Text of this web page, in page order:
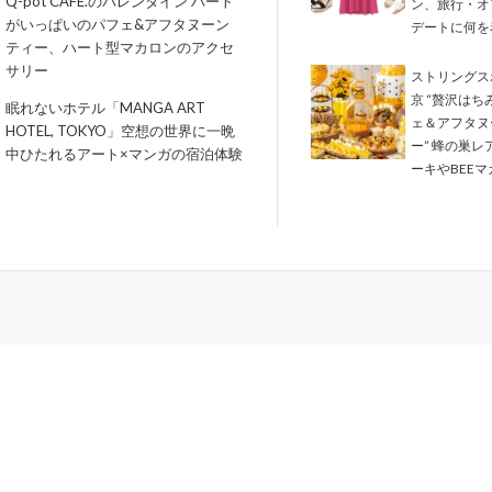
がいっぱいのパフェ&アフタヌーン
ティー、ハート型マカロンのアクセ
サリー
眠れないホテル「MANGA ART
HOTEL, TOKYO」空想の世界に一晩
中ひたれるアート×マンガの宿泊体験
ン、旅行・
デートに何
ストリング
京 “贅沢はち
ェ＆アフタ
ー” 蜂の巣レ
ーキやBEEマ